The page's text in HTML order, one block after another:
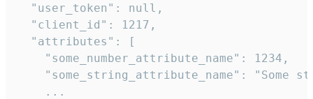
  "user_token": null,
  "client_id": 1217,
  "attributes": [
    "some_number_attribute_name": 1234,
"some_string_attribute_name": "Some
    ...